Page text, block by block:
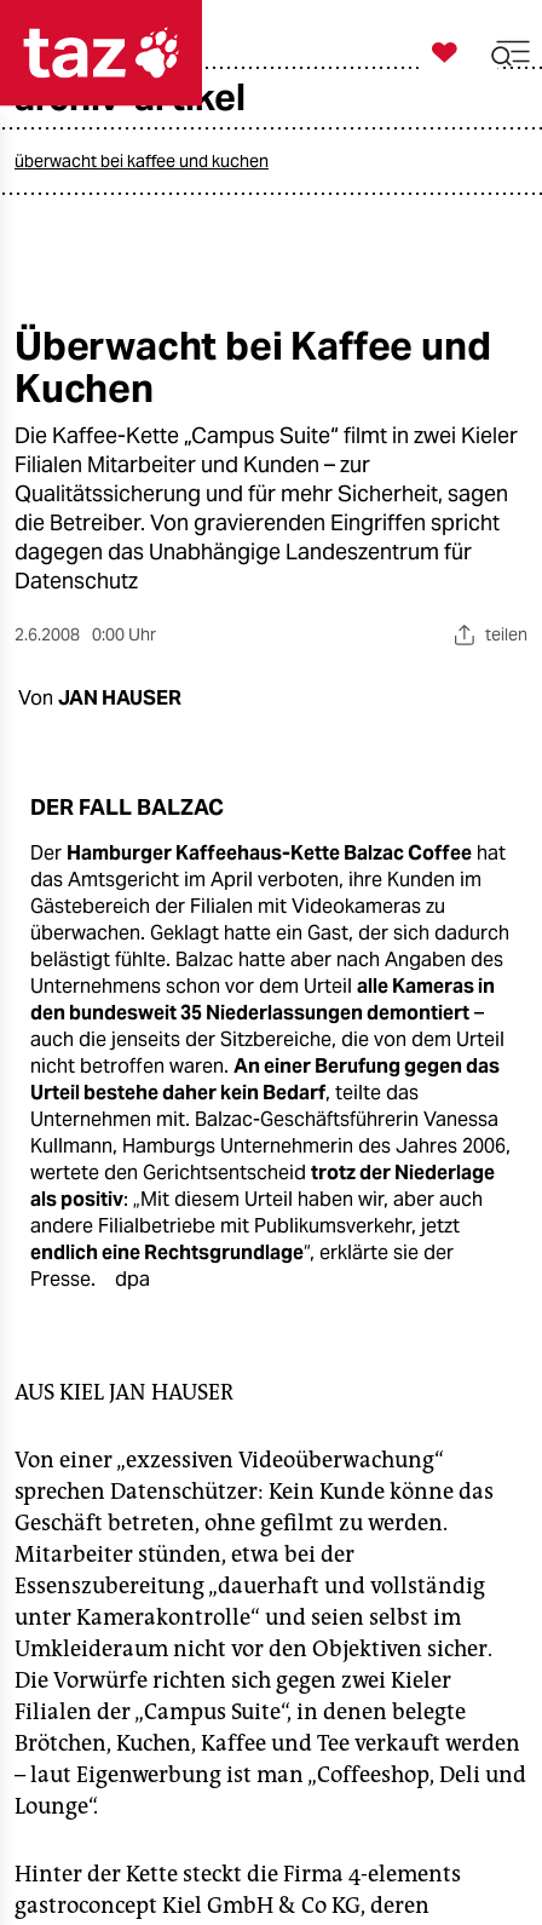
taz zahl ich
öko
gesellschaft
kultur
sport
berlin
nord
verlag
veranstaltungen
shop
fragen & hilfe
unterstützen
abo
genossenschaft
epaper login

taz zahl ich
archiv-artikel
überwacht bei kaffee und kuchen
Überwacht bei Kaffee und
Kuchen
Die Kaffee-Kette „Campus Suite“ filmt in zwei Kieler
Filialen Mitarbeiter und Kunden – zur
Qualitätssicherung und für mehr Sicherheit, sagen
die Betreiber. Von gravierenden Eingriffen spricht
dagegen das Unabhängige Landeszentrum für
Datenschutz
2.6.2008 0:00 Uhr teilen
Von JAN HAUSER
DER FALL BALZAC
Der Hamburger Kaffeehaus-Kette Balzac Coffee hat
das Amtsgericht im April verboten, ihre Kunden im
Gästebereich der Filialen mit Videokameras zu
überwachen. Geklagt hatte ein Gast, der sich dadurch
belästigt fühlte. Balzac hatte aber nach Angaben des
Unternehmens schon vor dem Urteil alle Kameras in
den bundesweit 35 Niederlassungen demontiert–
auch die jenseits der Sitzbereiche, die von dem Urteil
nicht betroffen waren. An einer Berufung gegen das
Urteil bestehe daher kein Bedarf, teilte das
Unternehmen mit. Balzac-Geschäftsführerin Vanessa
Kullmann, Hamburgs Unternehmerin des Jahres 2006,
wertete den Gerichtsentscheid trotz der Niederlage
als positiv: „Mit diesem Urteil haben wir, aber auch
andere Filialbetriebe mit Publikumsverkehr, jetzt
endlich eine Rechtsgrundlage“, erklärte sie der
Presse. dpa
AUS KIELJAN HAUSER
Von einer „exzessiven Videoüberwachung“
sprechen Datenschützer: Kein Kunde könne das
Geschäft betreten, ohne gefilmt zu werden.
Mitarbeiter stünden, etwa bei der
Essenszubereitung „dauerhaft und vollständig
unter Kamerakontrolle“ und seien selbst im
Umkleideraum nicht vor den Objektiven sicher.
Die Vorwürfe richten sich gegen zwei Kieler
Filialen der „Campus Suite“, in denen belegte
Brötchen, Kuchen, Kaffee und Tee verkauft werden
– laut Eigenwerbung ist man „Coffeeshop, Deli und
Lounge“.
Hinter der Kette steckt die Firma 4-elements
gastroconcept Kiel GmbH & Co KG, deren